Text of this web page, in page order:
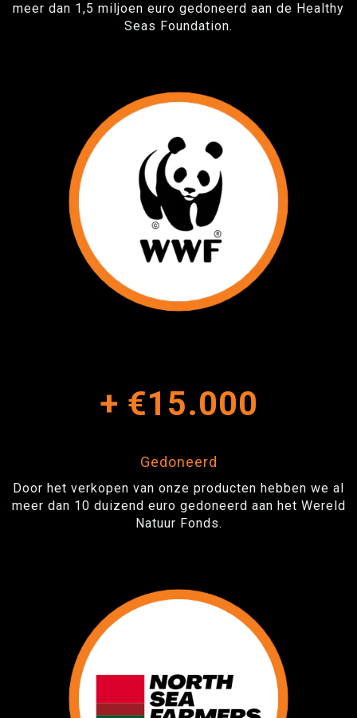
meer dan 1,5 miljoen euro gedoneerd aan de Healthy
Seas Foundation.
+ €15.000
Gedoneerd
Door het verkopen van onze producten hebben we al
meer dan 10 duizend euro gedoneerd aan het Wereld
Natuur Fonds.